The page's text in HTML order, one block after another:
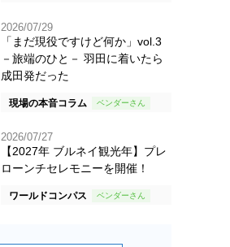
2026/07/29
「まだ現役ですけど何か」vol.3
－旅端のひと－ 羽田に着いたら
成田発だった
現場の本音コラム
2026/07/27
【2027年 ブルネイ観光年】プレ
ローンチセレモニーを開催！
ワールドコンパス